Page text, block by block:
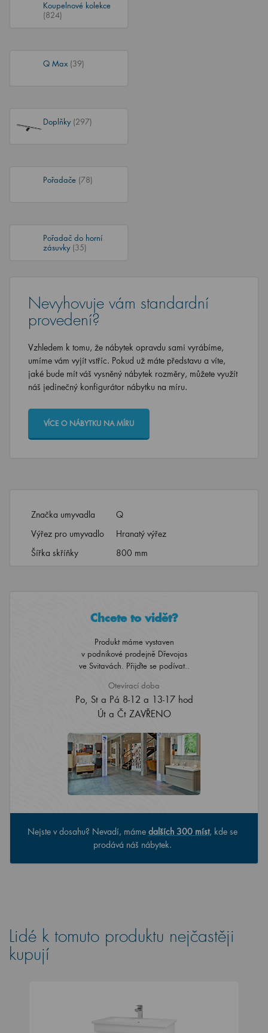
Koupelnové kolekce
(824)
Q Max (39)
Doplňky (297)
Pořadače (78)
Pořadač do horní
zásuvky (35)
Nevyhovuje vám standardní
provedení?
Vzhledem k tomu, že nábytek opravdu sami vyrábíme,
umíme vám vyjít vstříc. Pokud už máte představu a víte,
jaké bude mít váš vysněný nábytek rozměry, můžete využít
náš jedinečný konfigurátor nábytku na míru.
VÍCE O NÁBYTKU NA MÍRU
Značka umyvadla
Q
Výřez pro umyvadlo
Hranatý výřez
Šířka skříňky
800 mm
Chcete to vidět?
Produkt máme vystaven
v podnikové prodejně Dřevojas
ve Svitavách. Přijďte se podívat..
Otevírací doba
Po, St a Pá 8-12 a 13-17 hod
Út a Čt ZAVŘENO
Nejste v dosahu? Nevadí, máme dalších 300 míst, kde se
prodává náš nábytek.
Lidé k tomuto produktu nejčastěji
kupují